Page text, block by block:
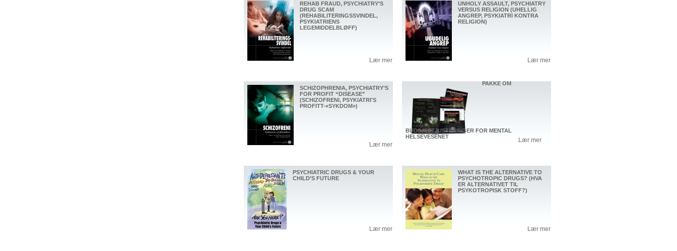
REHAB FRAUD, PSYCHIATRY’S
DRUG SCAM
(REHABILITERINGSSVINDEL,
PSYKIATRIENS
LEGEMIDDELBLØFF)
Lær mer
UNHOLY ASSAULT, PSYCHIATRY
VERSUS RELIGION (UHELLIG
ANGREP, PSYKIATRI KONTRA
RELIGION)
Lær mer
SCHIZOPHRENIA, PSYCHIATRY’S
FOR PROFIT “DISEASE”
(SCHIZOFRENI, PSYKIATRI'S
PROFITT-«SYKDOM»)
Lær mer
PAKKE OM
BUDSJETTJUSTERINGER FOR MENTAL
HELSEVESENET
Lær mer
PSYCHIATRIC DRUGS & YOUR
CHILD’S FUTURE
Lær mer
WHAT IS THE ALTERNATIVE TO
PSYCHOTROPIC DRUGS? (HVA
ER ALTERNATIVET TIL
PSYKOTROPISK STOFF?)
Lær mer